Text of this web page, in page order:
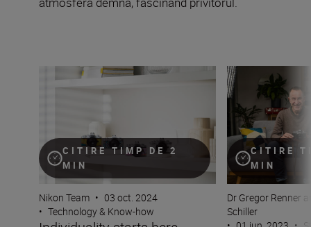
CITIRE TIMP DE 2
MIN
Individuality starts here
Nikon Team • 03 oct. 2024
• Technology & Know-how
CITIRE
MIN
Urban street
Dr Gregor Renner
Schiller